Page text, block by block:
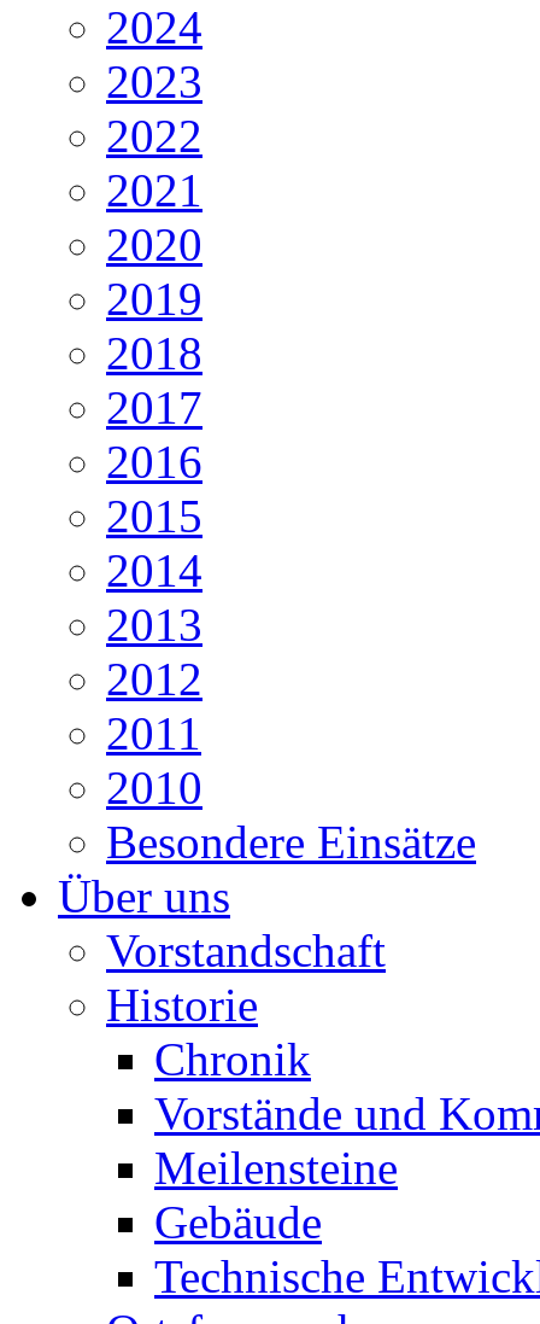
2024
2023
2022
2021
2020
2019
2018
2017
2016
2015
2014
2013
2012
2011
2010
Besondere Einsätze
Über uns
Vorstandschaft
Historie
Chronik
Vorstände und
Meilensteine
Gebäude
Technische